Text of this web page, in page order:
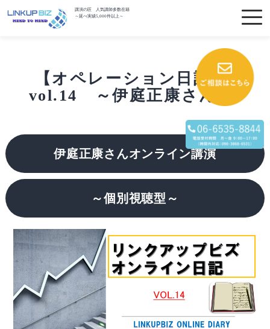
講演の匠 人気講師多数在籍
～延べ実績5,000件以上～
【オペレーション日記】
vol.14 ～伊庭正康さん～
伊庭正康さんオンライン講演
～個別視聴型～